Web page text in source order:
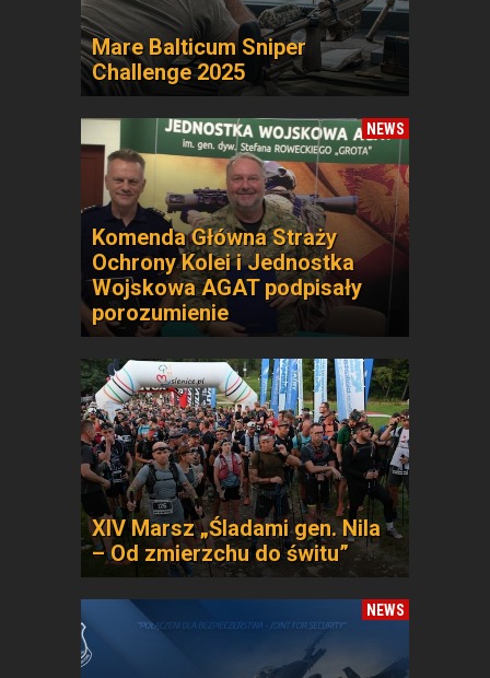
Mare Balticum Sniper
Challenge 2025
NEWS
Komenda Główna Straży
Ochrony Kolei i Jednostka
Wojskowa AGAT podpisały
porozumienie
XIV Marsz „Śladami gen. Nila
– Od zmierzchu do świtu”
NEWS